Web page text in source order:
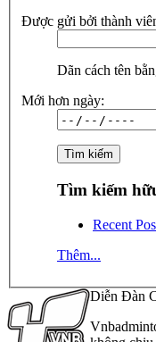
Được gửi bởi thành
Dãn cách tên
Mới hơn ngày:
Tìm kiếm
Recent
Thêm...
Diễn Đàn